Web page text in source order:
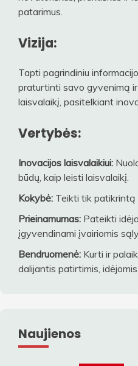
patarimus.
Vizija:
Tapti pagrindiniu
praturtinti savo gyvenimą
laisvalaikį, pasitelkiant
Vertybės:
Inovacijos laisvalaikiui:
būdų, kaip leisti laisvalaikį.
Kokybė: Teikti tik patikrintą
Prieinamumas: Pateikti
įgyvendinami įvairiomis
Bendruomenė: Kurti ir
dalijantis patirtimis, idėjomis
Naujienos